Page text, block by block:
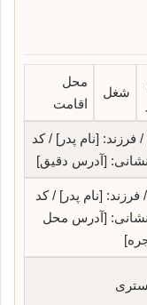
شغل
محل
اقامت
فرزند: [نام پدر] / کد
[آدرس دقیق]
فرزند: [نام پدر] / کد
[آدرس محل